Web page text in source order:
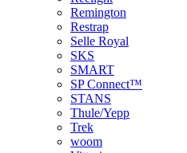
Remington
Restrap
Selle Royal
SKS
SMART
SP Connect™
STANS
Thule/Yepp
Trek
woom